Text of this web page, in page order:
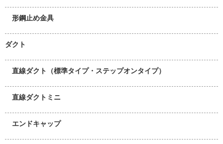
形鋼止め金具
ダクト
直線ダクト（標準タイプ・ステップオンタイプ）
直線ダクトミニ
エンドキャップ